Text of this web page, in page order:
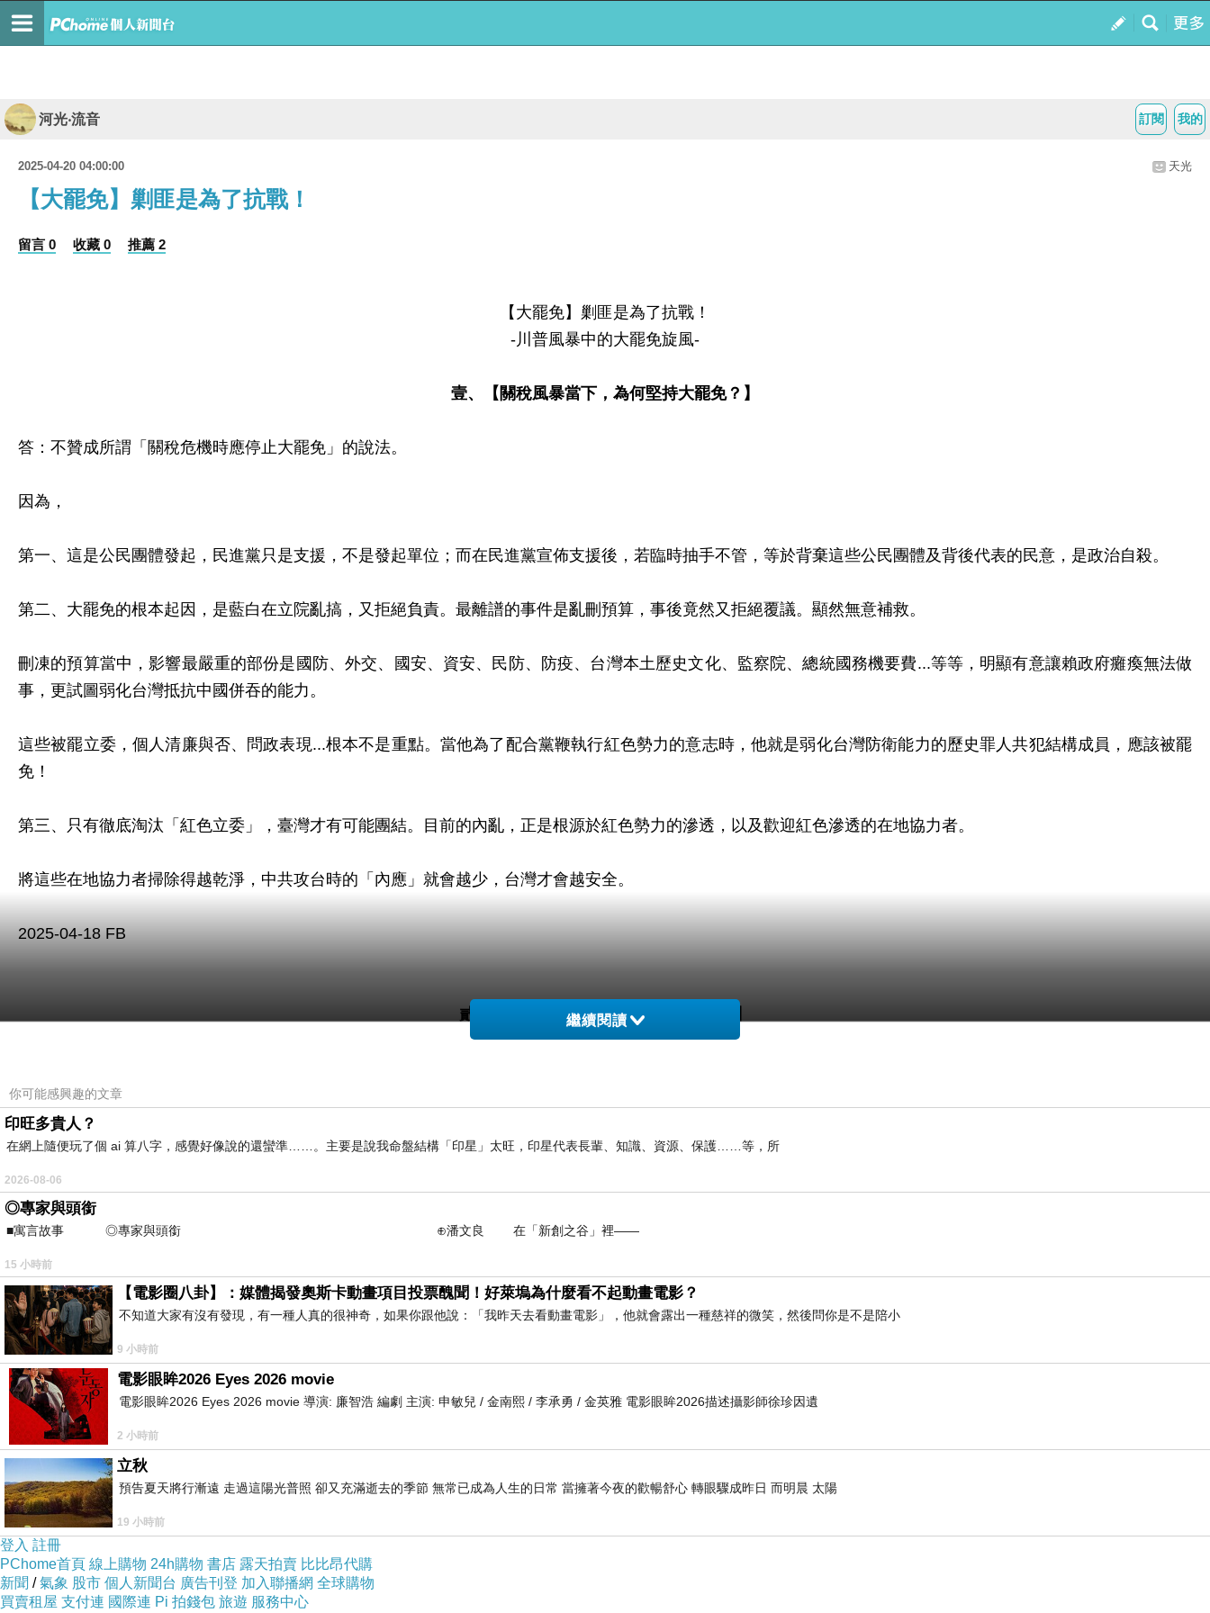
我的
訂閱
河光‧流音
2025-04-20 04:00:00 天光
【大罷免】剿匪是為了抗戰！
留言 0 收藏 0 推薦 2
【大罷免】剿匪是為了抗戰！
-川普風暴中的大罷免旋風-
壹、【關稅風暴當下，為何堅持大罷免？】
答：不贊成所謂「關稅危機時應停止大罷免」的說法。
因為，
第一、這是公民團體發起，民進黨只是支援，不是發起單位；而在民進黨宣佈支援後，若臨時抽手不管，等於背棄這些公民團體及背後代表的民意，是政治自殺。
第二、大罷免的根本起因，是藍白在立院亂搞，又拒絕負責。最離譜的事件是亂刪預算，事後竟然又拒絕覆議。顯然無意補救。
刪凍的預算當中，影響最嚴重的部份是國防、外交、國安、資安、民防、防疫、台灣本土歷史文化、監察院、總統國務機要費...等等，明顯有意讓賴政府癱瘓無法做
事，更試圖弱化台灣抵抗中國併吞的能力。
這些被罷立委，個人清廉與否、問政表現...根本不是重點。當他為了配合黨鞭執行紅色勢力的意志時，他就是弱化台灣防衛能力的歷史罪人共犯結構成員，應該被罷
免！
第三、只有徹底淘汰「紅色立委」，臺灣才有可能團結。目前的內亂，正是根源於紅色勢力的滲透，以及歡迎紅色滲透的在地協力者。
將這些在地協力者掃除得越乾淨，中共攻台時的「內應」就會越少，台灣才會越安全。
2025-04-18 FB
貳、【藍白真有可能倒閣重選國會嗎？】
因為，
第一、目前藍白過半有明顯席次優勢，即使大罷免遭到重創（例如遭到8席以上被罷掉），重新改選後，綠營要過半的機率未必比藍白合力過半高。
第二、如果倒閣，大罷免的公民團體可以逕自宣佈「提前勝利」，等同一次罷掉所有藍白立委；這些支持罷免的民意與動員力，立刻大部分轉變為支持民進黨的選舉
動能。
第三、川普90天內會和台灣談成怎樣的關稅，變數很多。如果對台灣有利，則國會改選將由綠營大勝；反之，則可能藍白大勝。然而，如果是後者，也不過就是維持
目前的在野席次優勢，頂多再多個幾席，幾乎仍不可能跨越修憲門檻。
這也就是說，解散國會重選後，即使藍白勝選，也頂多是「維持現狀」。反之，若藍白敗選，則將「慘遭滅頂」。
戰勝時的獎賞不多，戰敗的後果卻是過於慘重。這樣，要決定是否開戰之前的「畏戰感」，必然十分強烈，而較傾向於選擇「避戰」，即使被批評為「太孬」，也好
過甘冒巨大風險的戰爭。
（藍營在兩岸上的根本心態，不也就是如此？這是該黨日益僵固化的心態與習性。）
2025-04-18 FB
繼續閱讀
你可能感興趣的文章
印旺多貴人？
在網上隨便玩了個 ai 算八字，感覺好像說的還蠻準……。主要是說我命盤結構「印星」太旺，印星代表長輩、知識、資源、保護……等，所
2026-08-06
◎專家與頭銜
■寓言故事 ◎專家與頭銜 ⊕潘文良 在「新創之谷」裡——
15 小時前
【電影圈八卦】：媒體揭發奧斯卡動畫項目投票醜聞！好萊塢為什麼看不起動畫電影？
不知道大家有沒有發現，有一種人真的很神奇，如果你跟他說：「我昨天去看動畫電影」，他就會露出一種慈祥的微笑，然後問你是不是陪小
9 小時前
電影眼眸2026 Eyes 2026 movie
電影眼眸2026 Eyes 2026 movie 導演: 廉智浩 編劇 主演: 申敏兒 / 金南熙 / 李承勇 / 金英雅 電影眼眸2026描述攝影師徐珍因遺
2 小時前
立秋
預告夏天將行漸遠 走過這陽光普照 卻又充滿逝去的季節 無常已成為人生的日常 當擁著今夜的歡暢舒心 轉眼驟成昨日 而明晨 太陽
19 小時前
登入 註冊
PChome首頁 線上購物 24h購物 書店 露天拍賣 比比昂代購
新聞 /氣象 股市 個人新聞台 廣告刊登 加入聯播網 全球購物
買賣租屋 支付連 國際連 Pi 拍錢包 旅遊 服務中心